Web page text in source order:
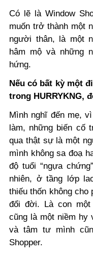
Có lẽ là Window
muốn trở thành một
người thân, là một
hâm mộ và những
hứng.
Nếu có bất kỳ một
trong HURRYKNG,
Mình nghĩ đến mẹ,
làm, những biến cố
qua thật sự là một
mình không sa đoạ
độ tuổi “ngựa
nhiên, ở tầng lớp
thiếu thốn không cho
đổi đời. Là con một
cũng là một niềm hy
và tâm tư mình
Shopper.